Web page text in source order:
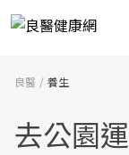
良醫 養生
去公園